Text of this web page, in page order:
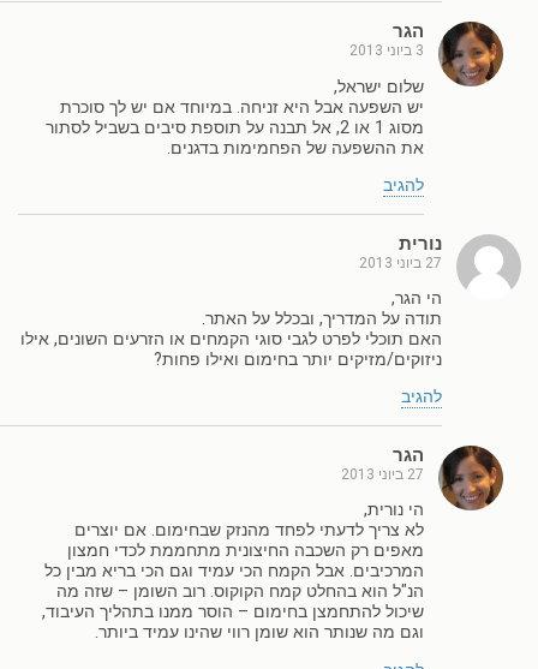
הגר
3 ביוני 2013
שלום ישראל,
יש השפעה אבל היא זניחה. במיוחד אם יש לך סוכרת
מסוג 1 או 2, אל תבנה על תוספת סיבים בשביל לסתור
את ההשפעה של הפחמימות בדגנים.
להגיב
נורית
27 ביוני 2013
הי הגר,
תודה על המדריך, ובכלל על האתר.
האם תוכלי לפרט לגבי סוגי הקמחים או הזרעים השונים, אילו
ניזוקים/מזיקים יותר בחימום ואילו פחות?
להגיב
הגר
27 ביוני 2013
הי נורית,
לא צריך לדעתי לפחד מהנזק שבחימום. אם יוצרים
מאפים רק השכבה החיצונית מתחממת לכדי חמצון
המרכיבים. אבל הקמח הכי עמיד וגם הכי בריא מבין כל
הנ"ל הוא בהחלט קמח הקוקוס. רוב השומן – שזה מה
שיכול להתחמצן בחימום – הוסר ממנו בתהליך העיבוד,
וגם מה שנותר הוא שומן רווי שהינו עמיד ביותר.